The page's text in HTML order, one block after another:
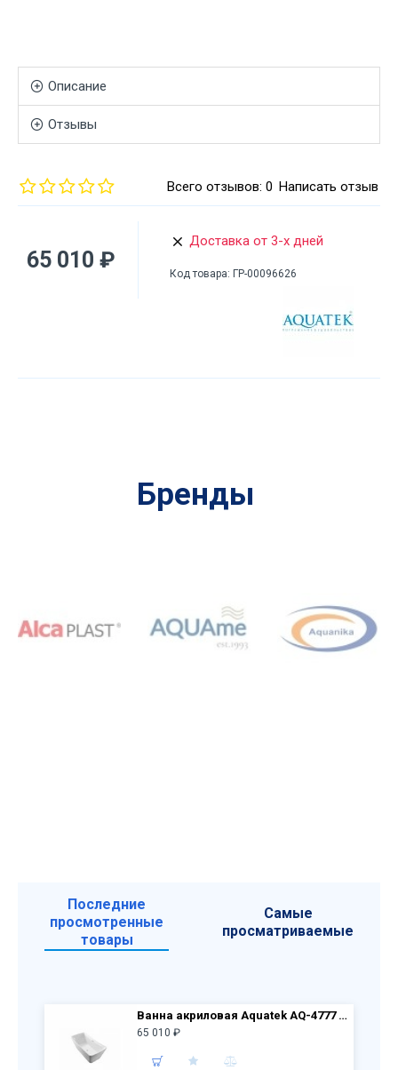
Описание
Отзывы
Всего отзывов: 0 Написать отзыв
65 010 ₽
Доставка от 3-х дней
Код товара: ГР-00096626
Бренды
Последние
просмотренные
товары
Самые
просматриваемые
Ванна акриловая Aquatek AQ-4777 ВЕРСА, отдельностоящая, 1700*780*630, со сливом и ножками
65 010 ₽